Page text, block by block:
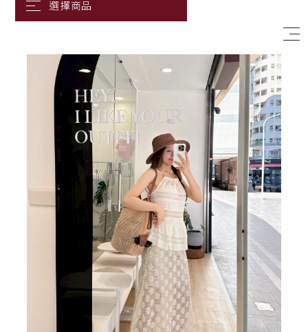
CLOTHING
BOTTOM
ACC&SHOE
BIG SALE
CA made